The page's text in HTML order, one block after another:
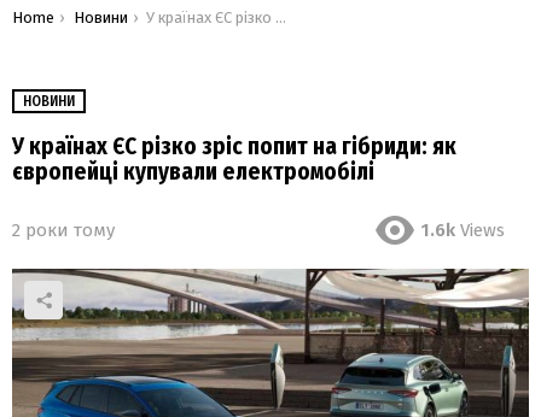
You are here:
Home Новини У країнах ЄС різко зріс попит на гібриди: як європейці купували електромобілі
НОВИНИ
У країнах ЄС різко зріс попит на гібриди: як
європейці купували електромобілі
2 роки тому 1.6k Views